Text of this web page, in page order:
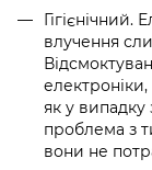
влучення
електроніки,
як у випадку
проблема з
вони не